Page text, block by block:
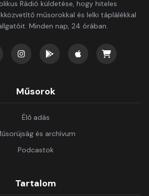
Rádió küldetése, hogy hiteles
műsorokkal és lelki táplálékkal
Minden nap, 24 órában.
Műsorok
Élő adás
és archívum
Podcastok
Tartalom